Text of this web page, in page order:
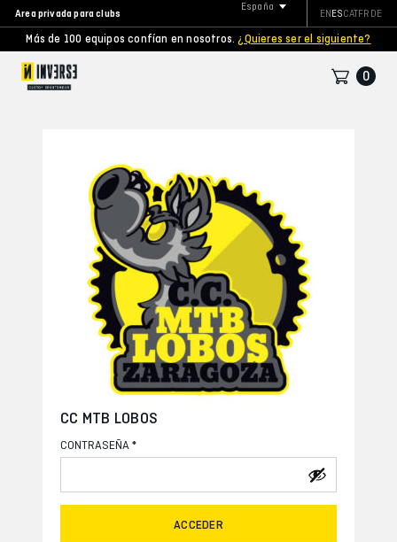
Area privada para clubs
Más de 100 equipos confían en nosotros.¿Quieres ser el siguiente?
España
ENESCATFR DE
0
CC MTB LOBOS
CONTRASEÑA *
ACCEDER